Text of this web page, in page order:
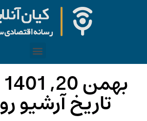
تاریخ آرشیو